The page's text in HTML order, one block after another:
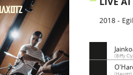
2018 -
(Biffy